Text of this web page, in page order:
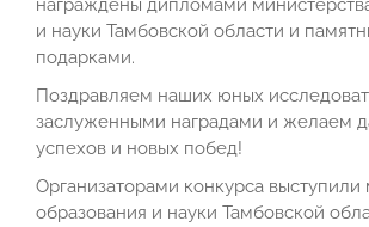
награждены дипломами
и науки Тамбовской области и
подарками.
Поздравляем наших юных
заслуженными наградами и желаем
успехов и новых побед!
Организаторами конкурса выступили
образования и науки Тамбовской